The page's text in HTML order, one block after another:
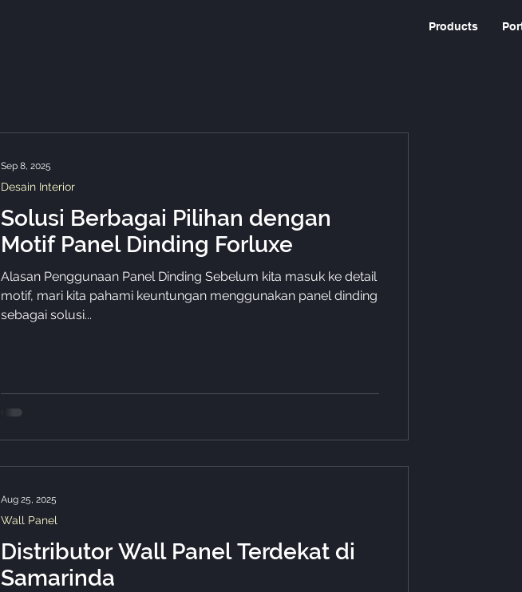
Products
Solusi Berbagai Pilihan dengan
Motif Panel Dinding Forluxe
Alasan Penggunaan Panel Dinding Sebelum kita masuk ke detail
motif, mari kita pahami keuntungan menggunakan panel dinding
sebagai solusi...
Desain Interior
Sep 8, 2025
Distributor Wall Panel Terdekat di
Samarinda
Wall Panel
Aug 25, 2025